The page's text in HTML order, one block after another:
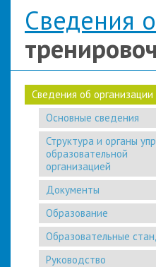
Сведения
Сведения об организации
Основные сведения
Структура и органы
образовательной
организацией
Документы
Образование
Образовательные
Руководство